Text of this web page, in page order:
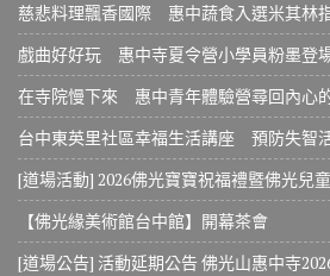
慈悲料理飄香國際 惠中蔬食入選米其林
戲曲好好玩 惠中寺夏令營小學員粉墨登
在寺院慢下來 惠中青年體驗營尋回內心
台中東英里社區幸福生活講座 預防失智
[道場活動] 2026佛光寶寶祝福禮暨佛光兒
【佛光緣美術館台中館】開幕茶會
[道場公告] 活動延期公告 佛光山惠中寺